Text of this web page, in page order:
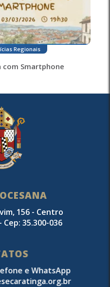
Regionais
com Smartphone
156 - Centro
35.300-036
e WhatsApp